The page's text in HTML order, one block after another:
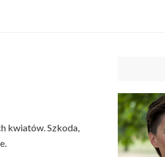
kwiatów. Szkoda,